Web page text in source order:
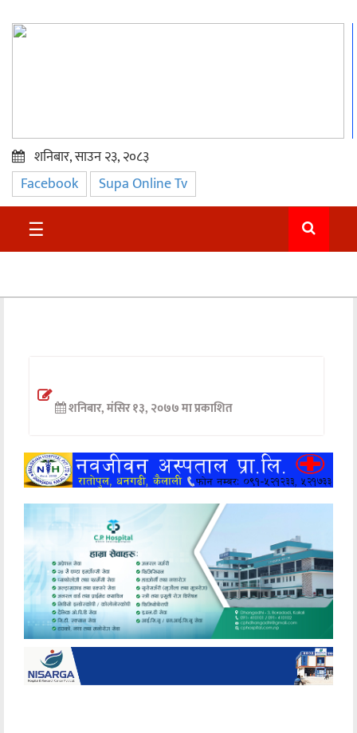
प्रमुख
समाचार
सुदुर
अन्तर्वार्ता
खेलकुद
मनोरञ्जन
अन्य
शनिबार, साउन २३, २०८३
Facebook Supa Online Tv
☰
शनिबार, मंसिर १३, २०७७ मा प्रकाशित